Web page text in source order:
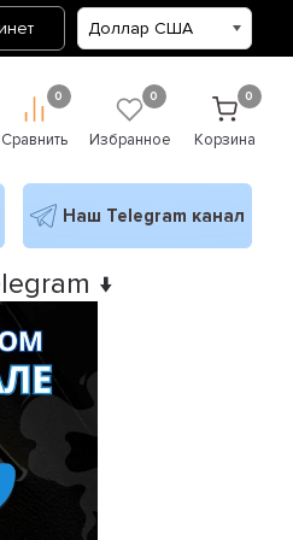
0
Сравнить
0
Избранное
0
Корзина
Наш Telegram канал
↓